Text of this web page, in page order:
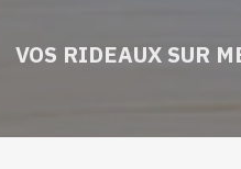
VOS RIDEAUX SUR